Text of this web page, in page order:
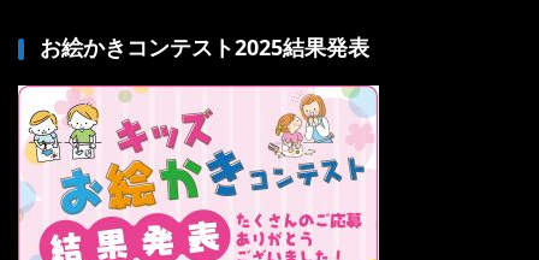
お絵かきコンテスト2025結果発表